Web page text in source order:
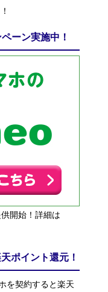
ーン実施中！
開始！詳細は
ポイント還元！
を契約すると楽天